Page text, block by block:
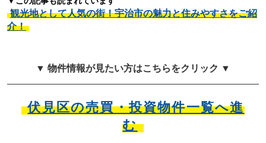
観光地として人気の街！宇治市の魅力と住みやすさをご紹
介！
▼ 物件情報が見たい方はこちらをクリック ▼
伏見区の売買・投資物件一覧へ進
む